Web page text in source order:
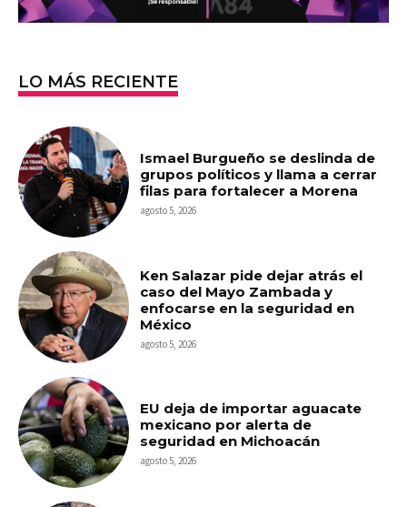
LO MÁS RECIENTE
Ismael Burgueño se deslinda de
grupos políticos y llama a cerrar
filas para fortalecer a Morena
agosto 5, 2026
Ken Salazar pide dejar atrás el
caso del Mayo Zambada y
enfocarse en la seguridad en
México
agosto 5, 2026
EU deja de importar aguacate
mexicano por alerta de
seguridad en Michoacán
agosto 5, 2026